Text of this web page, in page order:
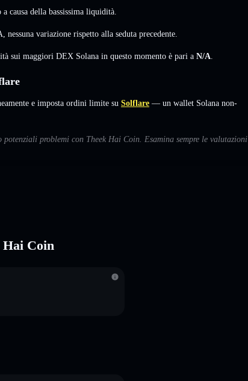
causa della bassissima liquidità.
nessuna variazione rispetto alla seduta precedente.
sui maggiori DEX Solana in questo momento è pari a N/A
e imposta ordini limite su Solflare — un wallet Solana non-
problemi con Theek Hai Coin. Esamina sempre le valutazioni
Hai Coin